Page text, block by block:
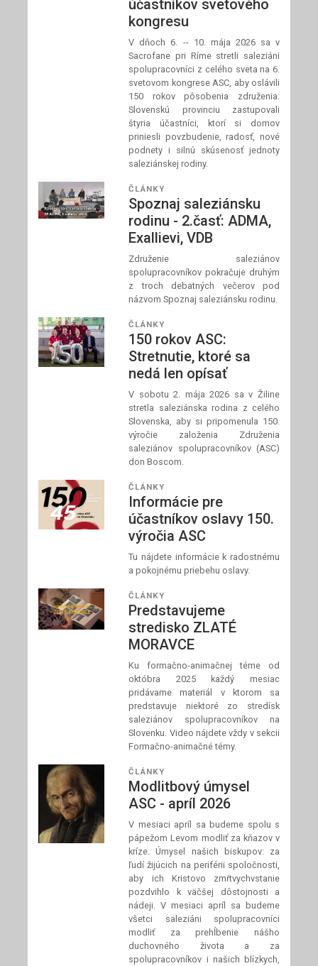
účastníkov svetového
kongresu
V dňoch 6. -- 10. mája 2026 sa v
Sacrofane pri Ríme stretli saleziáni
spolupracovníci z celého sveta na 6.
svetovom kongrese ASC, aby oslávili
150 rokov pôsobenia združenia.
Slovenskú provinciu zastupovali
štyria účastníci, ktorí si domov
priniesli povzbudenie, radosť, nové
podnety i silnú skúsenosť jednoty
saleziánskej rodiny.
ČLÁNKY
Spoznaj saleziánsku
rodinu - 2.časť: ADMA,
Exallievi, VDB
Združenie saleziánov
spolupracovníkov pokračuje druhým
z troch debatných večerov pod
názvom Spoznaj saleziánsku rodinu.
ČLÁNKY
150 rokov ASC:
Stretnutie, ktoré sa
nedá len opísať
V sobotu 2. mája 2026 sa v Žiline
stretla saleziánska rodina z celého
Slovenska, aby si pripomenula 150.
výročie založenia Združenia
saleziánov spolupracovníkov (ASC)
don Boscom.
ČLÁNKY
Informácie pre
účastníkov oslavy 150.
výročia ASC
Tu nájdete informácie k radostnému
a pokojnému priebehu oslavy.
ČLÁNKY
Predstavujeme
stredisko ZLATÉ
MORAVCE
Ku formačno-animačnej téme od
októbra 2025 každý mesiac
pridávame materiál v ktorom sa
predstavuje niektoré zo stredísk
saleziánov spolupracovníkov na
Slovenku. Video nájdete vždy v sekcii
Formačno-animačné témy.
ČLÁNKY
Modlitbový úmysel
ASC - apríl 2026
V mesiaci apríl sa budeme spolu s
pápežom Levom modliť za kňazov v
kríze. Úmysel našich biskupov: za
ľudí žijúcich na periférii spoločnosti,
aby ich Kristovo zmŕtvychvstanie
pozdvihlo k väčšej dôstojnosti a
nádeji. V mesiaci apríl sa budeme
všetci saleziáni spolupracovníci
modliť za prehĺbenie nášho
duchovného života a za
spolupracovníkov i našich blízkych,